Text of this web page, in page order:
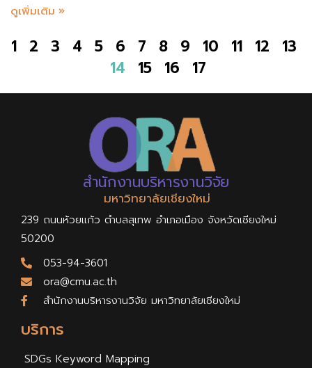
ดูเพิ่มเติม »
1 2 3 4 5 6 7 8 9 10 11 12
13
14
15 16 17
บริการ
SDGs Keyword Mapping
สำนักงานบริหารงานวิจัย
มหาวิทยาลัยเชียงใหม่
239 ถนนห้วยแก้ว ตำบลสุเทพ อำเภอเมือง จังหวัดเชียงใหม่
50200
053-94-3601
ora@cmu.ac.th
สำนักงานบริหารงานวิจัย มหาวิทยาลัยเชียงใหม่